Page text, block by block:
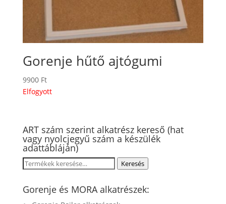
Gorenje hűtő ajtógumi
9900 Ft
Elfogyott
ART szám szerint alkatrész kereső (hat
vagy nyolcjegyű szám a készülék
adattábláján)
Keresés
következőre:
Keresés
Gorenje és MORA alkatrészek: